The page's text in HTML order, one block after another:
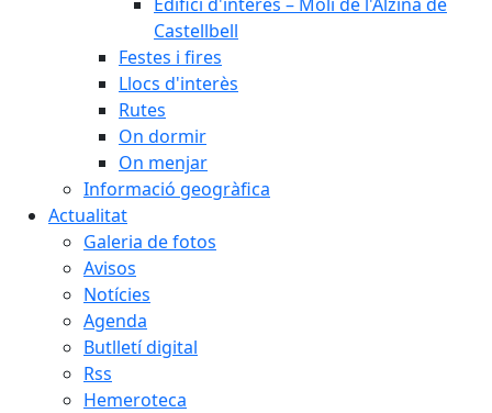
Castellbell
Festes i fires
Llocs d'interès
Rutes
On dormir
On menjar
Informació geogràfica
Actualitat
Galeria de fotos
Avisos
Notícies
Agenda
Butlletí digital
Rss
Hemeroteca